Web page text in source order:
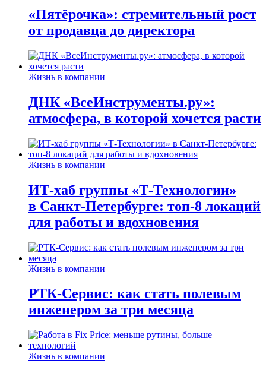
«Пятёрочка»: стремительный рост
от продавца до директора
Жизнь в компании
ДНК «ВсеИнструменты.ру»:
атмосфера, в которой хочется расти
Жизнь в компании
ИТ-хаб группы «Т-Технологии»
в Санкт-Петербурге: топ-8 локаций
для работы и вдохновения
Жизнь в компании
РТК-Сервис: как стать полевым
инженером за три месяца
Жизнь в компании